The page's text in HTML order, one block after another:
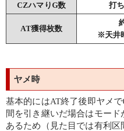
CZハマりG数 打
AT獲得枚数
※天井
ヤメ時
基本的にはAT終了後即ヤメ
間を引き継いだ場合はモー
あるため（見た目では有利